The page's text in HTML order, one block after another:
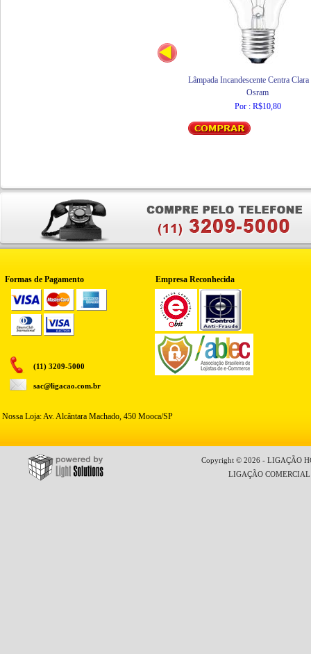
Lâmpada Incandescente Centra
Osram
Por : R$10,80
Formas de Pagamento Empresa Reconhecida
(11) 3209-5000
sac@ligacao.com.br
Nossa Loja: Av. Alcântara Machado, 450 Mooca/SP
Copyright © 2026 - LIGAÇÃO
LIGAÇÃO